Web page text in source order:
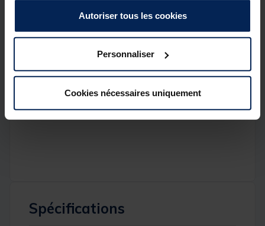
Autoriser tous les cookies
Personnaliser
Cookies nécessaires uniquement
Poids/quantités :
9 g - x3
14 g -x2
Spécifications